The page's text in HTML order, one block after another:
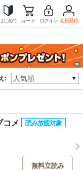
じめて カート ログイン 会員登録
:
コメ
無料立読み